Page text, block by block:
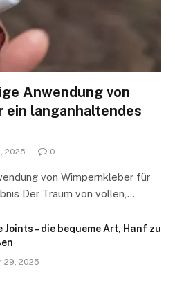
Anwendung von
ein langanhaltendes
2025 0
von Wimpernkleber für
Der Traum von vollen,…
Joints – die bequeme Art, Hanf zu
29, 2025